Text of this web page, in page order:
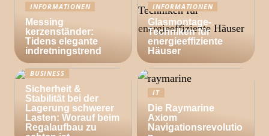
INFORMATIONEN
Messing
kerzenständer:
Tidens elegante
indretningstrend
INFORMATIONEN
Glasmontage-
Techniken für
energieeffiziente
Häuser
BUSINESS
Sicherheit &
Stabilität bei der
Lagerung schwerer
Lasten: Worauf beim
Regalaufbau zu
IT
Die Raymarine
Axiom
Navigationsrevolutio